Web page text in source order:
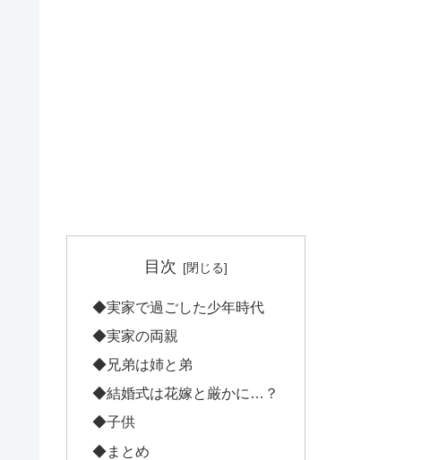
目次
◆実家で過ごした少年時代
◆実家の両親
◆兄弟は姉と弟
◆結婚式は花嫁と厳かに…？
◆子供
◆まとめ